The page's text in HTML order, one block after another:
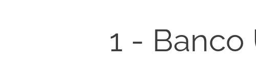
1 - Banco